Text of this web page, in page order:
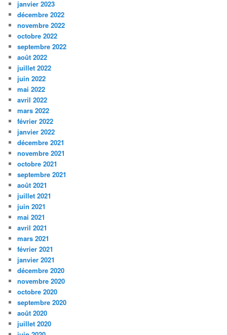
janvier 2023
décembre 2022
novembre 2022
octobre 2022
septembre 2022
août 2022
juillet 2022
juin 2022
mai 2022
avril 2022
mars 2022
février 2022
janvier 2022
décembre 2021
novembre 2021
octobre 2021
septembre 2021
août 2021
juillet 2021
juin 2021
mai 2021
avril 2021
mars 2021
février 2021
janvier 2021
décembre 2020
novembre 2020
octobre 2020
septembre 2020
août 2020
juillet 2020